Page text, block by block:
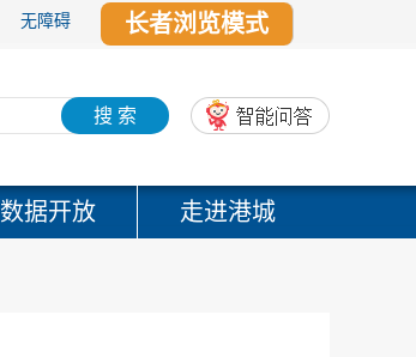
无障碍 长者浏览模式
搜 索
数据开放 走进港城